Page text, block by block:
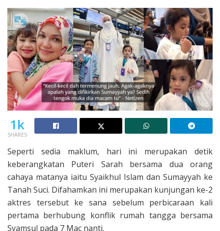
1k
SHARES
Seperti sedia maklum, hari ini merupakan detik
keberangkatan Puteri Sarah bersama dua orang
cahaya matanya iaitu Syaikhul Islam dan Sumayyah ke
Tanah Suci. Difahamkan ini merupakan kunjungan ke-2
aktres tersebut ke sana sebelum perbicaraan kali
pertama berhubung konflik rumah tangga bersama
Syamsul pada 7 Mac nanti.